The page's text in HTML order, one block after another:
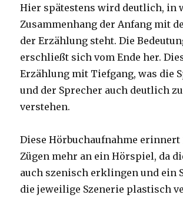
Hier spätestens wird deutlich, in
Zusammenhang der Anfang mit
der Erzählung steht. Die
erschließt sich vom Ende her.
Erzählung mit Tiefgang, was die
und der Sprecher auch deutlich
verstehen.
Diese Hörbuchaufnahme
Zügen mehr an ein Hörspiel, da
auch szenisch erklingen und ein
die jeweilige Szenerie plastisch